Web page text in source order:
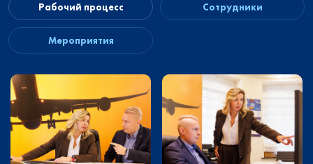
Рабочий процесс Сотрудники
Мероприятия